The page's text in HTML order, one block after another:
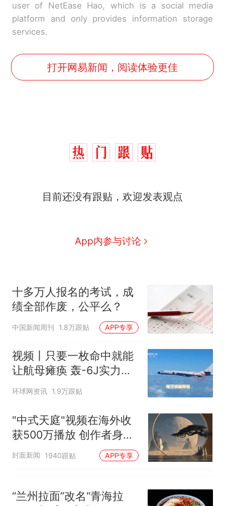
user of NetEase Hao, which is a social media
platform and only provides information storage
services.
打开网易新闻，阅读体验更佳
目前还没有跟贴，欢迎发表观点
App内参与讨论
十多万人报名的考试，成
绩全部作废，公平么？
中国新闻周刊 1.8万跟贴 APP专享
视频丨只要一枚命中就能
让航母瘫痪 轰-6J实力有
多强？
环球网资讯 1.9万跟贴
"中式天庭"视频在海外收
获500万播放 创作者身份
披露
封面新闻 1940跟贴 APP专享
“兰州拉面”改名“青海拉